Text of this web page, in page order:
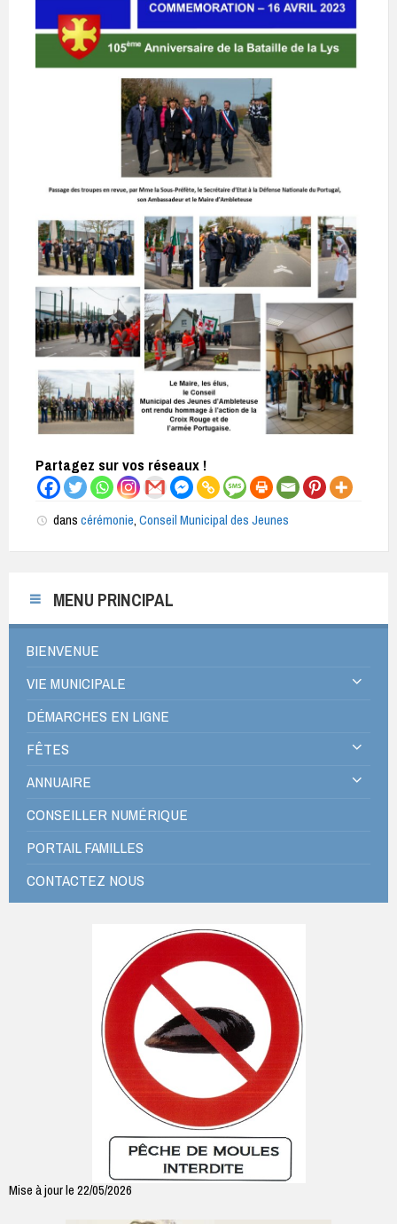
Partagez sur vos réseaux !
dans cérémonie, Conseil Municipal des Jeunes
MENU PRINCIPAL
BIENVENUE
VIE MUNICIPALE
DÉMARCHES EN LIGNE
FÊTES
ANNUAIRE
CONSEILLER NUMÉRIQUE
PORTAIL FAMILLES
CONTACTEZ NOUS
Mise à jour le 22/05/2026